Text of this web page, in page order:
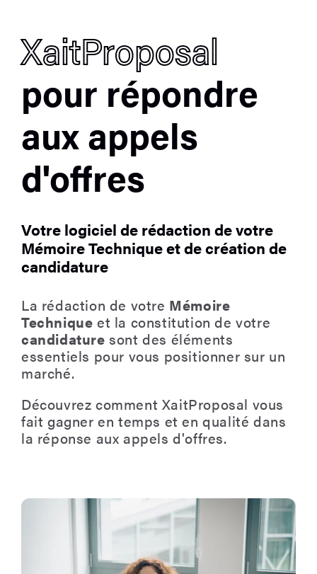
XaitProposal
pour répondre
aux appels
d'offres
Votre logiciel de rédaction de votre
Mémoire Technique et de création de
candidature
La rédaction de votre Mémoire
Technique et la constitution de votre
candidature sont des éléments
essentiels pour vous positionner sur un
marché.
Découvrez comment XaitProposal vous
fait gagner en temps et en qualité dans
la réponse aux appels d'offres.